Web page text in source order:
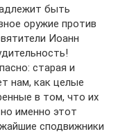
быть
оружие против
Иоанн
старая и
нам, как целые
в том, что их
именно этот
сподвижники